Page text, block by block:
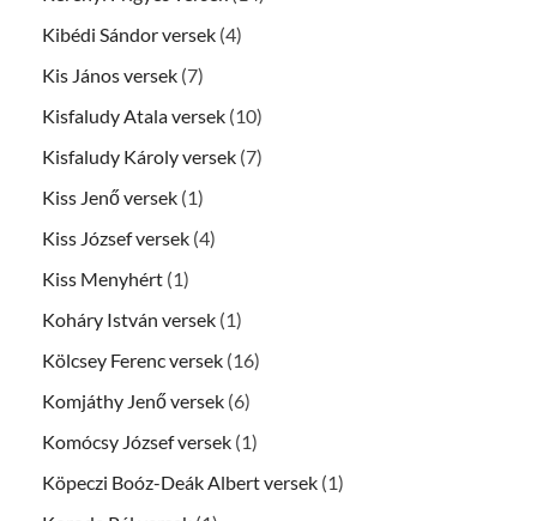
Kibédi Sándor versek (4)
Kis János versek (7)
Kisfaludy Atala versek (10)
Kisfaludy Károly versek (7)
Kiss Jenő versek (1)
Kiss József versek (4)
Kiss Menyhért (1)
Koháry István versek (1)
Kölcsey Ferenc versek (16)
Komjáthy Jenő versek (6)
Komócsy József versek (1)
Köpeczi Boóz-Deák Albert versek (1)